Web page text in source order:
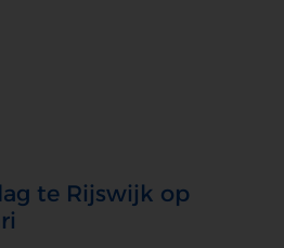
te Rijswijk op